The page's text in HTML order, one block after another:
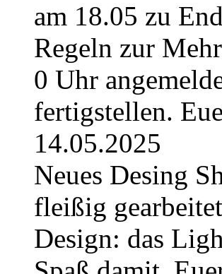
am 18.05 zu
Regeln zur
0 Uhr
fertigstellen.
14.05.2025
Neues Desing
fleißig
Design: das